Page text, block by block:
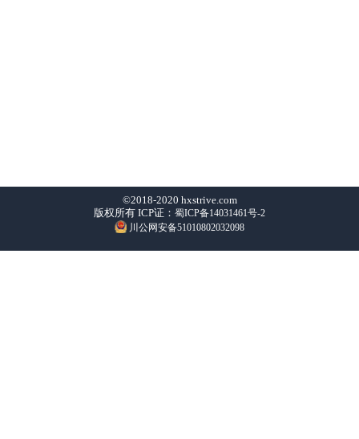
©2018-2020 hxstrive.com
版权所有 ICP证： 蜀ICP备14031461号-2
川公网安备51010802032098